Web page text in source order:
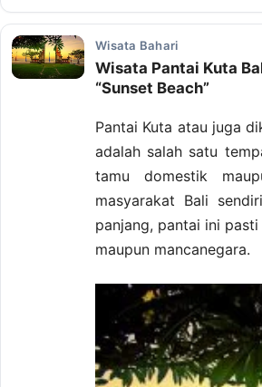
Magelang, Jawa
Wisata Bahari
Wisata Pantai Kuta
“Sunset Beach”
Pantai Kuta atau juga
adalah salah satu
tamu domestik
masyarakat Bali
panjang, pantai ini
maupun mancanegara.